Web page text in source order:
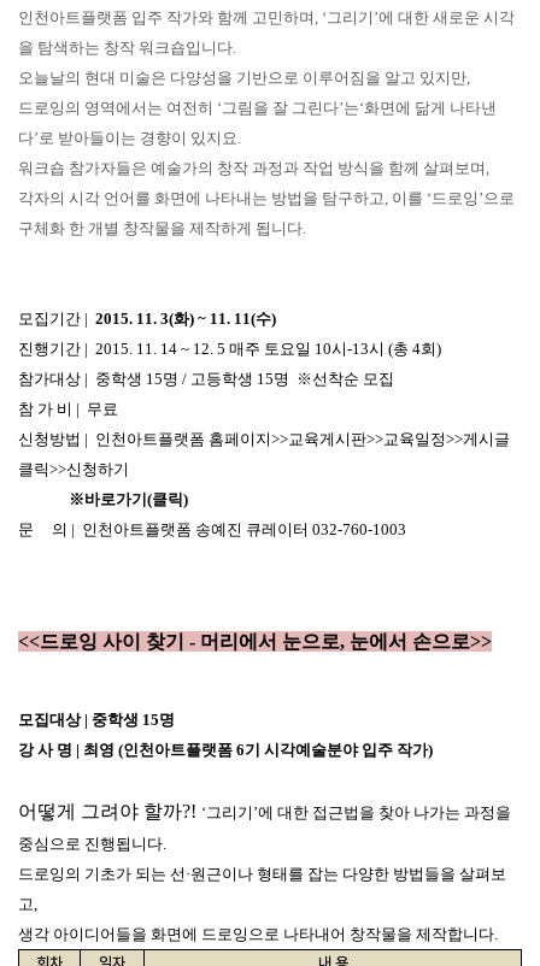
인천아트플랫폼 입주 작가와 함께 고민하며, ‘그리기’에 대한 새로운 시각
을 탐색하는 창작 워크숍입니다.
오늘날의 현대 미술은 다양성을 기반으로 이루어짐을 알고 있지만,
드로잉의 영역에서는 여전히 ‘그림을 잘 그린다’는‘화면에 닮게 나타낸
다’로 받아들이는 경향이 있지요.
워크숍 참가자들은 예술가의 창작 과정과 작업 방식을 함께 살펴보며,
각자의 시각 언어를 화면에 나타내는 방법을 탐구하고, 이를 ‘드로잉’으로
구체화 한 개별 창작물을 제작하게 됩니다.
모집기간 | 2015. 11. 3(화) ~ 11. 11(수)
진행기간 | 2015. 11. 14 ~ 12. 5 매주 토요일 10시-13시 (총 4회)
참가대상 | 중학생 15명 / 고등학생 15명 ※선착순 모집
참 가 비 | 무료
신청방법 | 인천아트플랫폼 홈페이지>>교육게시판>>교육일정>>게시글
클릭>>신청하기
※바로가기(클릭)
문 의 | 인천아트플랫폼 송예진 큐레이터 032-760-1003
<<드로잉 사이 찾기 - 머리에서 눈으로, 눈에서 손으로>>
모집대상 | 중학생 15명
강 사 명 | 최영 (인천아트플랫폼 6기 시각예술분야 입주 작가)
어떻게 그려야 할까?! ‘그리기’에 대한 접근법을 찾아 나가는 과정을
중심으로 진행됩니다.
드로잉의 기초가 되는 선·원근이나 형태를 잡는 다양한 방법들을 살펴보
고,
생각 아이디어들을 화면에 드로잉으로 나타내어 창작물을 제작합니다.